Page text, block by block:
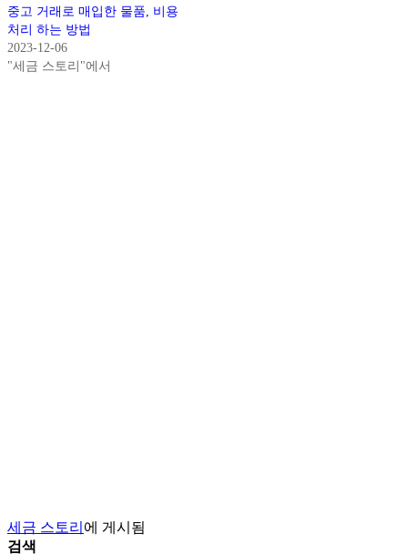
중고 거래로 매입한 물품, 비용
처리 하는 방법
2023-12-06
"세금 스토리"에서
세금 스토리 에 게시됨
검색